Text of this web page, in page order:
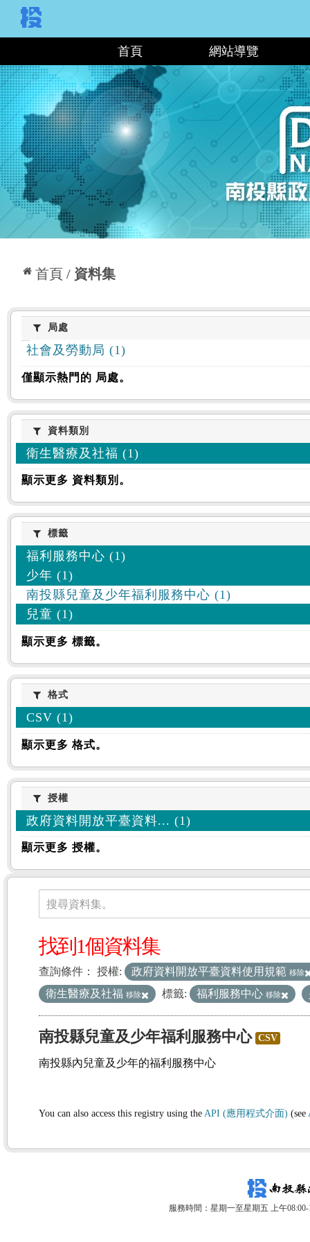
首頁 網站導覽
首頁 資料集
:::
局處局處
社會及勞動局 (1)
僅顯示熱門的 局處。
資料類別
資料類別
衛生醫療及社福 (1)
顯示更多 資料類別。
標籤標籤
福利服務中心 (1)
少年 (1)
南投縣兒童及少年福利服務中心 (1)
兒童 (1)
顯示更多 標籤。
格式格式
CSV (1)
顯示更多 格式。
授權授權
政府資料開放平臺資料... (1)
顯示更多 授權。
資料集
搜尋資料集。
找到1個資料集
查詢條件： 授權: 政府資料開放平臺資料使用規範 移除
衛生醫療及社福 移除 標籤: 福利服務中心 移除
南投縣兒童及少年福利服務中心 CSV
南投縣內兒童及少年的福利服務中心
You can also access this registry using the API (應用程式介面) (see
服務時間：星期一至星期五 上午